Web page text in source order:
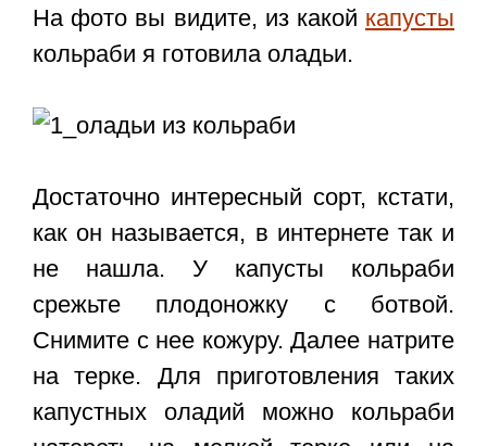
На фото вы видите, из какой капусты
кольраби я готовила оладьи.
Достаточно интересный сорт, кстати,
как он называется, в интернете так и
не нашла. У капусты кольраби
срежьте плодоножку с ботвой.
Снимите с нее кожуру. Далее натрите
на терке. Для приготовления таких
капустных оладий можно кольраби